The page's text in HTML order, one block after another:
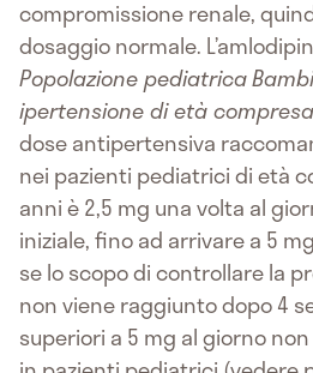
compromissione renale,
dosaggio normale.
Popolazione pediatrica
ipertensione di età
dose antipertensiva
nei pazienti pediatrici di età
anni è 2,5 mg una volta al
iniziale, fino ad arrivare a 5
se lo scopo di controllare la
non viene raggiunto dopo 4
superiori a 5 mg al giorno